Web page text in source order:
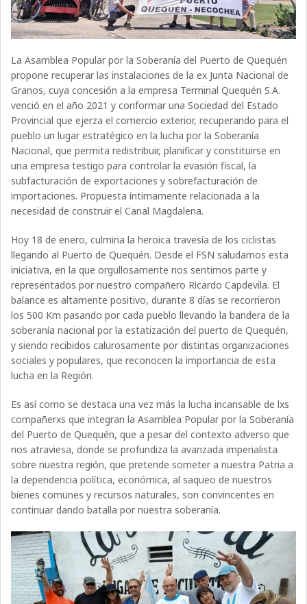
La Asamblea Popular por la Soberanía del Puerto de Quequén
propone recuperar las instalaciones de la ex Junta Nacional de
Granos, cuya concesión a la empresa Terminal Quequén S.A.
venció en el año 2021 y conformar una Sociedad del Estado
Provincial que ejerza el comercio exterior, recuperando para el
pueblo un lugar estratégico en la lucha por la Soberanía
Nacional, que permita redistribuir, planificar y constituirse en
una empresa testigo para controlar la evasión fiscal, la
subfacturación de exportaciones y sobrefacturación de
importaciones. Propuesta íntimamente relacionada a la
necesidad de construir el Canal Magdalena.
Hoy 18 de enero, culmina la heroica travesía de los ciclistas
llegando al Puerto de Quequén. Desde el FSN saludamos esta
iniciativa, en la que orgullosamente nos sentimos parte y
representados por nuestro compañero Ricardo Capdevila. El
balance es altamente positivo, durante 8 días se recorrieron
los 500 Km pasando por cada pueblo llevando la bandera de la
soberanía nacional por la estatización del puerto de Quequén,
y siendo recibidos calurosamente por distintas organizaciones
sociales y populares, que reconocen la importancia de esta
lucha en la Región.
Es así como se destaca una vez más la lucha incansable de lxs
compañerxs que integran la Asamblea Popular por la Soberanía
del Puerto de Quequén, que a pesar del contexto adverso que
nos atraviesa, donde se profundiza la avanzada imperialista
sobre nuestra región, que pretende someter a nuestra Patria a
la dependencia política, económica, al saqueo de nuestros
bienes comunes y recursos naturales, son convincentes en
continuar dando batalla por nuestra soberanía.